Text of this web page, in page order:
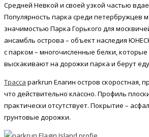
Средней Невкой и своей узкой частью
Популярность парка среди петербружцев
значимостью Парка Горького для
ансамбль острова – объект наследия
с парком – многочисленные белки,
выскакивают на дорожки парка и берут
Трасса parkrun Елагин остров скоростная,
что действительно классно. Профиль
практически отсутствует. Покрытие –
грунтовые дорожки.